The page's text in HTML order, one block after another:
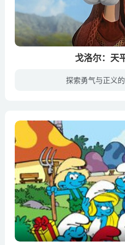
戈洛尔：天
探索勇气与正义